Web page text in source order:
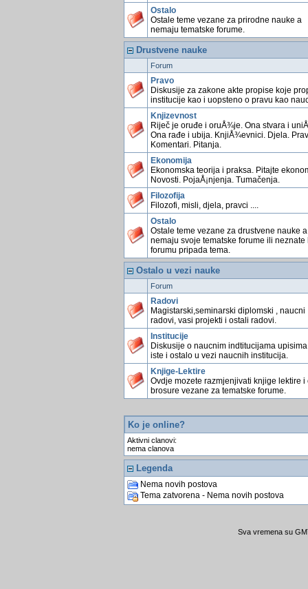
Ostalo
Ostale teme vezane za prirodne nauke a
nemaju tematske forume.
Drustvene nauke
Forum
Pravo
Diskusije za zakone akte propise koje
institucije kao i uopsteno o pravu kao
Knjizevnost
Riječ je oruđe i oruÅ¾je. Ona stvara i
Ona rađe i ubija. KnjiÅ¾evnici. Djela.
Komentari. Pitanja.
Ekonomija
Ekonomska teorija i praksa. Pitajte
Novosti. PojaÅ¡njenja. Tumačenja.
Filozofija
Filozofi, misli, djela, pravci ....
Ostalo
Ostale teme vezane za drustvene nauke
nemaju svoje tematske forume ili neznate
forumu pripada tema.
Ostalo u vezi nauke
Forum
Radovi
Magistarski,seminarski diplomski , naucni
radovi, vasi projekti i ostali radovi.
Institucije
Diskusije o naucnim indtitucijama
iste i ostalo u vezi naucnih institucija.
Knjige-Lektire
Ovdje mozete razmjenjivati knjige lektire i
brosure vezane za tematske forume.
Ko je online?
Aktivni clanovi:
nema clanova
Legenda
Nema novih postova
Tema zatvorena - Nema novih postova
Sva vremena su